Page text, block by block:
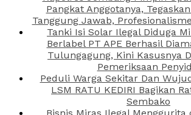
Pangkat Anggotanya,
Tanggung Jawab,
Tanki Isi Solar Ilegal Diduga
Berlabel PT APE Berhasil
Tulungagung, Kini Kasusnya
Pemeriksaan
Peduli Warga Sekitar Dan
LSM RATU KEDIRI Bagikan
Sembako